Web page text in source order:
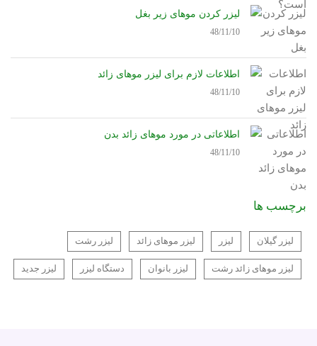
لیزر کردن موهای زیر بغل
48/11/10
اطلاعات لازم برای لیزر موهای زائد
48/11/10
اطلاعاتی در مورد موهای زائد بدن
48/11/10
برچسب ها
لیزر رشت لیزر موهای زائد لیزر لیزر گیلان
لیزر جدید دستگاه لیزر لیزر بانوان لیزر موهای زائد رشت